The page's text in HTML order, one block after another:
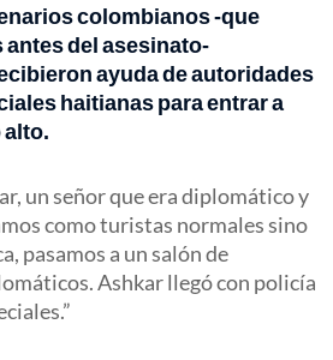
colombianos -que
del asesinato-
ayuda de autoridades
haitianas para entrar a
alto.
un señor que era diplomático y
como turistas normales sino
pasamos a un salón de
Ashkar llegó con policía